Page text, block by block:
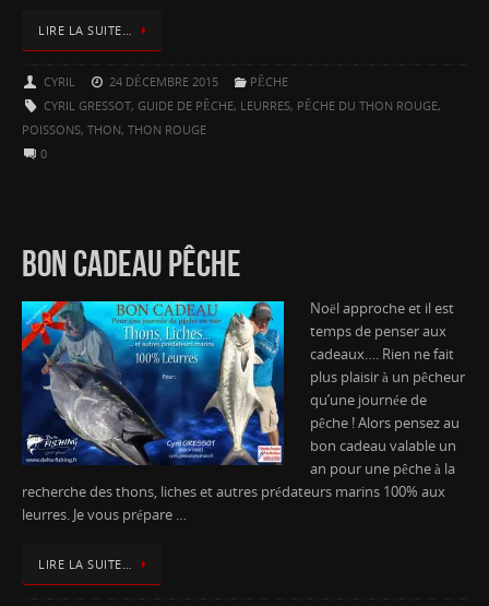
LIRE LA SUITE…
CYRIL 24 DÉCEMBRE 2015
PÊCHE
CYRIL GRESSOT, GUIDE DE PÊCHE, LEURRES, PÊCHE DU THON ROUGE,
POISSONS, THON, THON ROUGE
0
BON CADEAU PÊCHE
Noël approche et il est
temps de penser aux
cadeaux…. Rien ne fait
plus plaisir à un pêcheur
qu’une journée de
pêche ! Alors pensez au
bon cadeau valable un
an pour une pêche à la
recherche des thons, liches et autres prédateurs marins 100% aux
leurres. Je vous prépare …
LIRE LA SUITE…